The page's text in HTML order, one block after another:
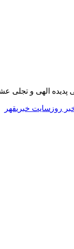
پدیده الهی و
روز سایت خبریقهر